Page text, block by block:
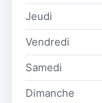
Jeudi
Vendredi
Samedi
Dimanche